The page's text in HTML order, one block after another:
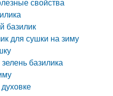
базилик
для сушки на зиму
базилика